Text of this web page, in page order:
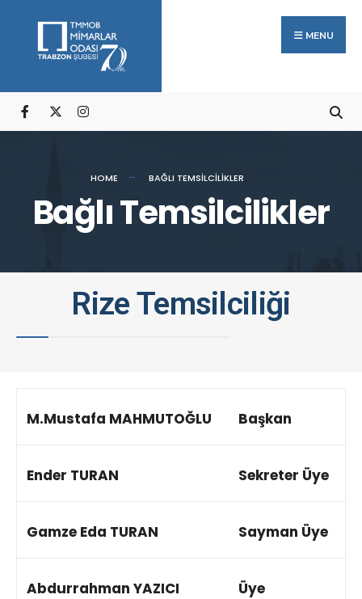
MENU
HOME BAĞLI TEMSILCILIKLER
Bağlı Temsilcilikler
Rize Temsilciliği
M.Mustafa MAHMUTOĞLU Başkan
Ender TURAN Sekreter Üye
Gamze Eda TURAN Sayman Üye
Abdurrahman YAZICI Üye